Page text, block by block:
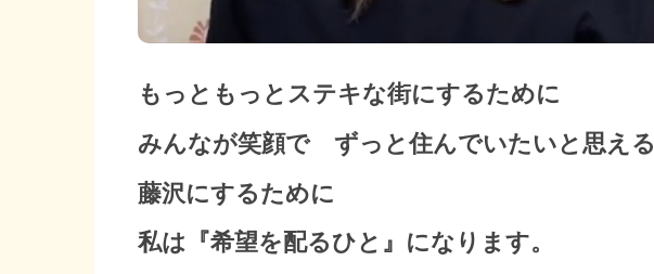
もっともっとステキな街にするために
みんなが笑顔で ずっと住んでいたいと思える
藤沢にするために
私は『希望を配るひと』になります。